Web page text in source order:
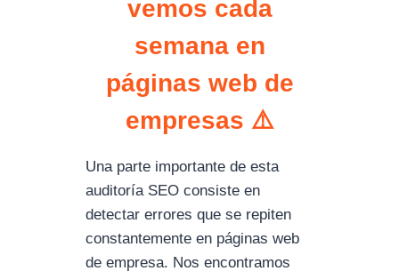
vemos cada
semana en
páginas web de
empresas ⚠️
Una parte importante de esta
auditoría SEO consiste en
detectar errores que se repiten
constantemente en páginas web
de empresa. Nos encontramos